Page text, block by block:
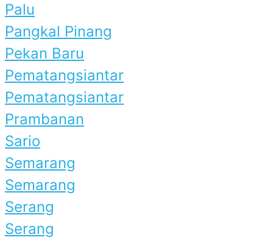
Palu
Pangkal Pinang
Pekan Baru
Pematangsiantar
Pematangsiantar
Prambanan
Sario
Semarang
Semarang
Serang
Serang